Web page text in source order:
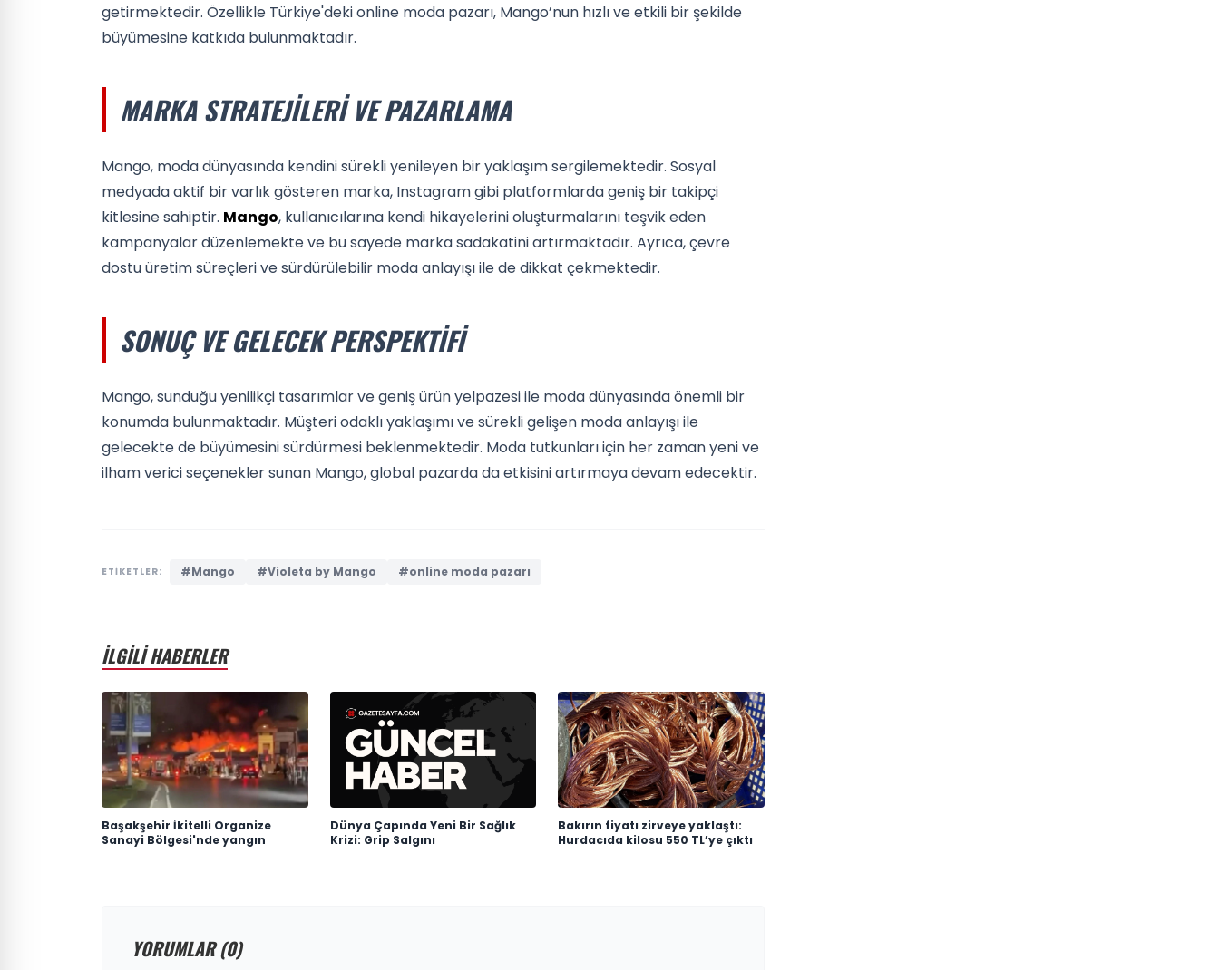
getirmektedir. Özellikle Türkiye'deki online moda pazarı, Mango’nun hızlı ve etkili bir şekilde
büyümesine katkıda bulunmaktadır.
MARKA STRATEJILERI VE PAZARLAMA
Mango, moda dünyasında kendini sürekli yenileyen bir yaklaşım sergilemektedir. Sosyal
medyada aktif bir varlık gösteren marka, Instagram gibi platformlarda geniş bir takipçi
kitlesine sahiptir. Mango, kullanıcılarına kendi hikayelerini oluşturmalarını teşvik eden
kampanyalar düzenlemekte ve bu sayede marka sadakatini artırmaktadır. Ayrıca, çevre
dostu üretim süreçleri ve sürdürülebilir moda anlayışı ile de dikkat çekmektedir.
SONUÇ VE GELECEK PERSPEKTIFI
Mango, sunduğu yenilikçi tasarımlar ve geniş ürün yelpazesi ile moda dünyasında önemli bir
konumda bulunmaktadır. Müşteri odaklı yaklaşımı ve sürekli gelişen moda anlayışı ile
gelecekte de büyümesini sürdürmesi beklenmektedir. Moda tutkunları için her zaman yeni ve
ilham verici seçenekler sunan Mango, global pazarda da etkisini artırmaya devam edecektir.
ETİKETLER: #Mango #Violeta by Mango #online moda pazarı
İLGİLİ HABERLER
Başakşehir İkitelli Organize
Sanayi Bölgesi'nde yangın
Dünya Çapında Yeni Bir Sağlık
Krizi: Grip Salgını
Bakırın fiyatı zirveye yaklaştı:
Hurdacıda kilosu 550 TL’ye çıktı
YORUMLAR (0)